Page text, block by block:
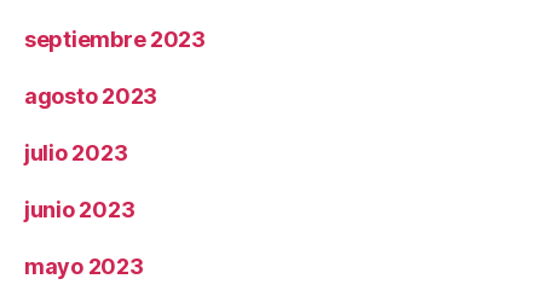
septiembre 2023
agosto 2023
julio 2023
junio 2023
mayo 2023